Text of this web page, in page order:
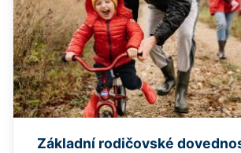
Základní rodičovské